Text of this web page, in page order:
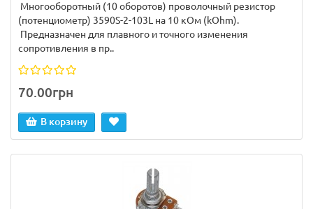
Многооборотный (10 оборотов) проволочный резистор
(потенциометр) 3590S-2-103L на 10 кОм (kOhm).
Предназначен для плавного и точного изменения
сопротивления в пр..
70.00грн
В корзину